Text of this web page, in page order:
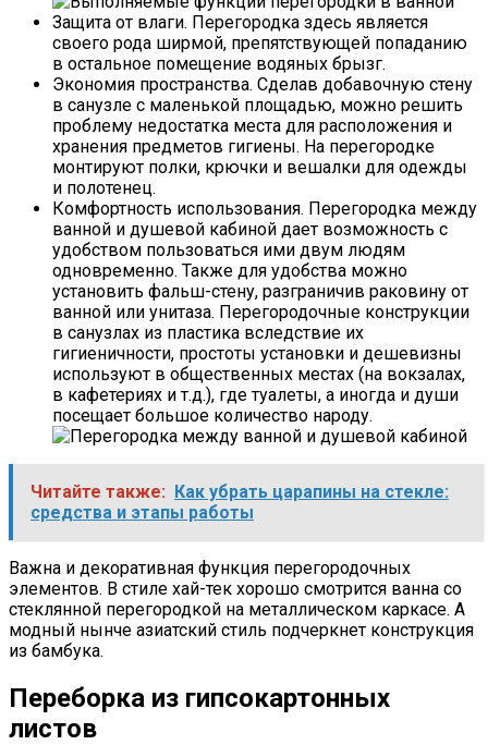
Защита от влаги. Перегородка здесь является
своего рода ширмой, препятствующей попаданию
в остальное помещение водяных брызг.
Экономия пространства. Сделав добавочную стену
в санузле с маленькой площадью, можно решить
проблему недостатка места для расположения и
хранения предметов гигиены. На перегородке
монтируют полки, крючки и вешалки для одежды
и полотенец.
Комфортность использования. Перегородка между
ванной и душевой кабиной дает возможность с
удобством пользоваться ими двум людям
одновременно. Также для удобства можно
установить фальш-стену, разграничив раковину от
ванной или унитаза. Перегородочные конструкции
в санузлах из пластика вследствие их
гигиеничности, простоты установки и дешевизны
используют в общественных местах (на вокзалах,
в кафетериях и т.д.), где туалеты, а иногда и души
посещает большое количество народу.
Читайте также: Как убрать царапины на стекле:
средства и этапы работы
Важна и декоративная функция перегородочных
элементов. В стиле хай-тек хорошо смотрится ванна со
стеклянной перегородкой на металлическом каркасе. А
модный нынче азиатский стиль подчеркнет конструкция
из бамбука.
Переборка из гипсокартонных
листов